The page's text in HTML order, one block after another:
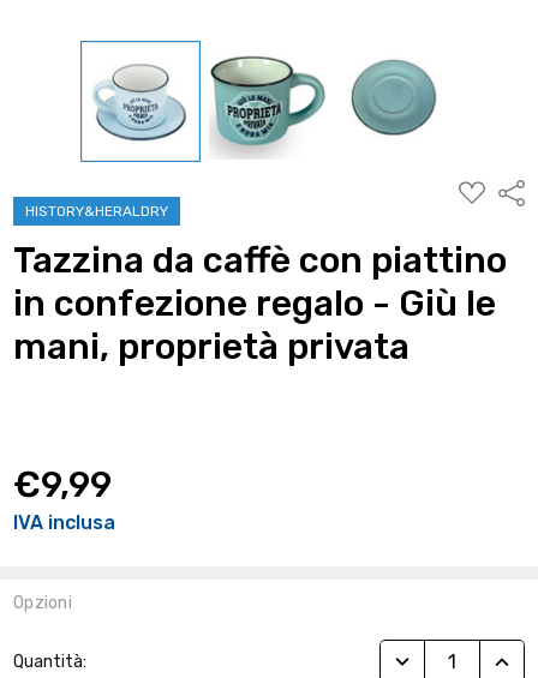
HISTORY&HERALDRY
ALLA
Tazzina da caffè con piattino
in confezione regalo - Giù le
mani, proprietà privata
€9,99
IVA inclusa
Opzioni
Attuale:
Quantità: RIDUCI